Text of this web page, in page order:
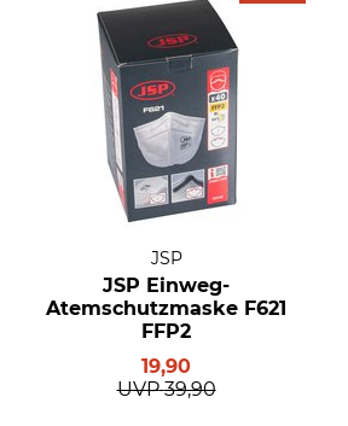
JSP
JSP Einweg-
Atemschutzmaske F621
FFP2
19,90
UVP 39,90